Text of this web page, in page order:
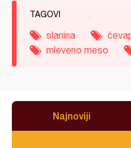
TAGOVI
slanina
mleveno meso
Najnoviji